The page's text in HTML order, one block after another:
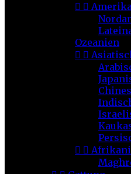
 
Ozeanien
 
 